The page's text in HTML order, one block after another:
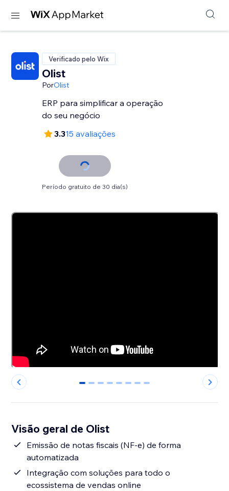
Verificado pelo Wix
Olist
PorOlist
ERP para simplificar a operação
do seu negócio
3.315 avaliações
Período gratuito de 30 dia(s)
0 1 2 3 4 5 6 7
Visão geral de Olist
Emissão de notas fiscais (NF-e) de forma
automatizada
Integração com soluções para todo o
ecossistema de vendas online